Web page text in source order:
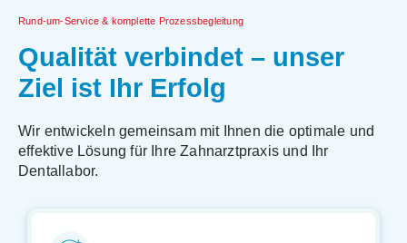
Rund-um-Service & komplette Prozessbegleitung
Qualität verbindet – unser
Ziel ist Ihr Erfolg
Wir entwickeln gemeinsam mit Ihnen die optimale und
effektive Lösung für Ihre Zahnarztpraxis und Ihr
Dentallabor.